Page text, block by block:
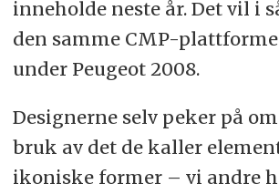
inneholde neste år. Det vil i
den samme CMP-
under Peugeot 2008.
Designerne selv peker på
bruk av det de kaller
ikoniske former – vi andre